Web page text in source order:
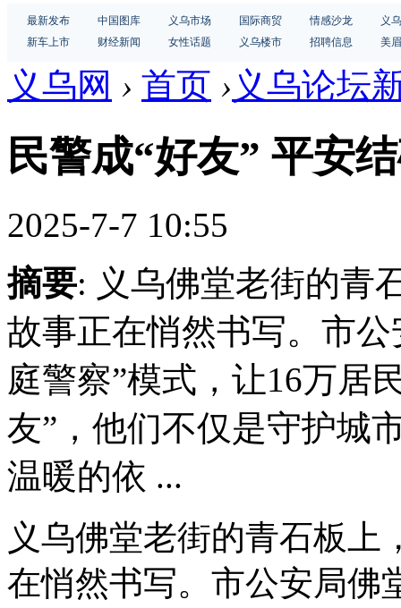
最新发布 中国图库 义乌市场 国际商贸 情感沙龙
义
新车上市
财经新闻 女性话题 义乌楼市 招聘信息 美
义乌网 › 首页 › 义乌论坛
民警成“好友” 平安
2025-7-7 10:55
摘要: 义乌佛堂老街的青
故事正在悄然书写。市
庭警察”模式，让16万居
友”，他们不仅是守护城
温暖的依 ...
义乌佛堂老街的青石板上
在悄然书写。市公安局佛